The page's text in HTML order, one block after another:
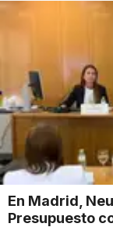
En Madrid,
Presupuesto